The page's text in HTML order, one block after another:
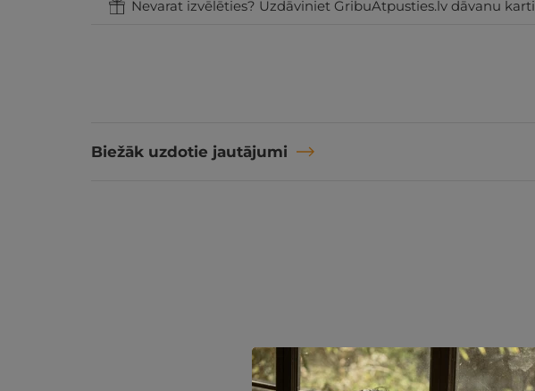
Nevarat izvēlēties? Uzdāviniet GribuAtpusties.lv dāvanu karti
Biežāk uzdotie jautājumi